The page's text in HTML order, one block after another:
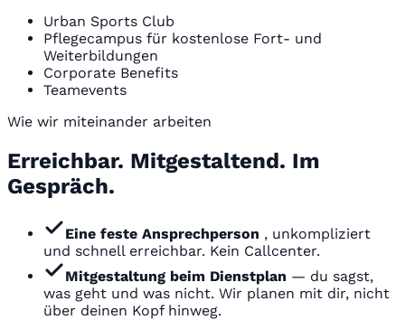
Urban Sports Club
Pflegecampus für kostenlose Fort- und
Weiterbildungen
Corporate Benefits
Teamevents
Wie wir miteinander arbeiten
Erreichbar. Mitgestaltend. Im
Gespräch.
Eine feste Ansprechperson , unkompliziert
und schnell erreichbar. Kein Callcenter.
Mitgestaltung beim Dienstplan — du sagst,
was geht und was nicht. Wir planen mit dir, nicht
über deinen Kopf hinweg.